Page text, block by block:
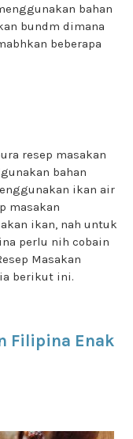
bahan
bundm dimana
beberapa
resep masakan
bahan
ikan air
masakan
ikan, nah untuk
perlu nih cobain
Masakan
berikut ini.
Filipina Enak